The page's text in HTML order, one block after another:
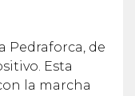
Pedraforca, de
Esta
la marcha